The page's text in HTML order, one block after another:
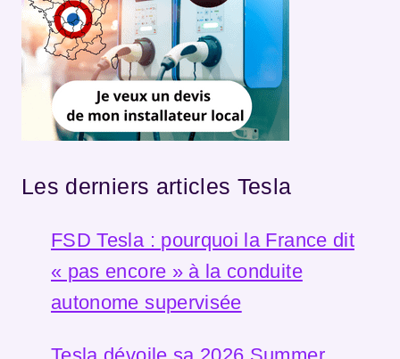
Les derniers articles Tesla
FSD Tesla : pourquoi la France dit
« pas encore » à la conduite
autonome supervisée